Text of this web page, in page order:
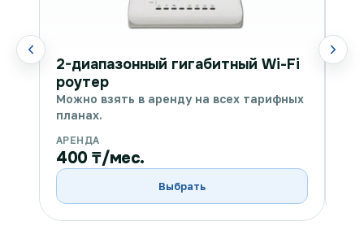
2-диапазонный гигабитный Wi-Fi
роутер
Можно взять в аренду на всех тарифных
планах.
АРЕНДА
400 ₸/мес.
Выбрать